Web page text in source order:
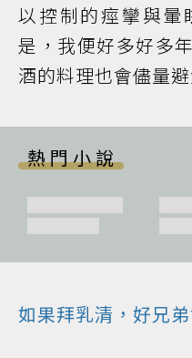
以控制的痙攣與暈
是，我便好多好多
酒的料理也會儘量避
熱門小說
如果拜乳清，好兄